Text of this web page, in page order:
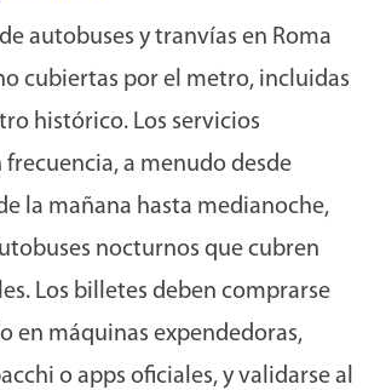
autobuses y tranvías en Roma
cubiertas por el metro, incluidas
histórico. Los servicios
a menudo desde
la mañana hasta medianoche,
nocturnos que cubren
Los billetes deben comprarse
en máquinas expendedoras,
o apps oficiales, y validarse al